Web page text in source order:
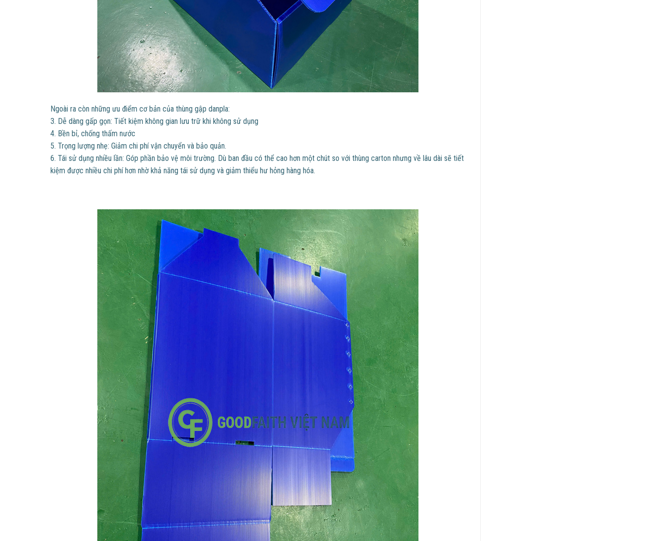
Ngoài ra còn những ưu điểm cơ bản của thùng gập danpla:
3. Dễ dàng gấp gọn: Tiết kiệm không gian lưu trữ khi không sử dụng
4. Bền bỉ, chống thấm nước
5. Trọng lượng nhẹ: Giảm chi phí vận chuyển và bảo quản.
6. Tái sử dụng nhiều lần: Góp phần bảo vệ môi trường. Dù ban đầu có thể cao hơn một chút so với thùng carton nhưng về lâu dài sẽ tiết
kiệm được nhiều chi phí hơn nhờ khả năng tái sử dụng và giảm thiểu hư hỏng hàng hóa.